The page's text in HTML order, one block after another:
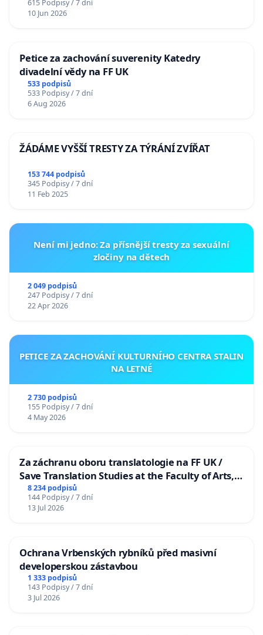
615 Podpisy / 7 dní
10 Jun 2026
Petice za zachování suverenity Katedry
divadelní vědy na FF UK
533 podpisů
533 Podpisy / 7 dní
6 Aug 2026
ŽÁDÁME VYŠŠÍ TRESTY ZA TÝRÁNÍ ZVÍŘAT
153 744 podpisů
345 Podpisy / 7 dní
11 Feb 2025
Není mi jedno: Za přísnější tresty za sexuální
zločiny na dětech
2 049 podpisů
247 Podpisy / 7 dní
22 Apr 2026
PETICE ZA ZACHOVÁNÍ KULTURNÍHO CENTRA STALIN
NA LETNÉ
2 730 podpisů
155 Podpisy / 7 dní
4 May 2026
Za záchranu oboru translatologie na FF UK /
Save Translation Studies at the Faculty of Arts,
Charles University
8 234 podpisů
144 Podpisy / 7 dní
13 Jul 2026
Ochrana Vrbenských rybníků před masivní
developerskou zástavbou
1 333 podpisů
143 Podpisy / 7 dní
3 Jul 2026